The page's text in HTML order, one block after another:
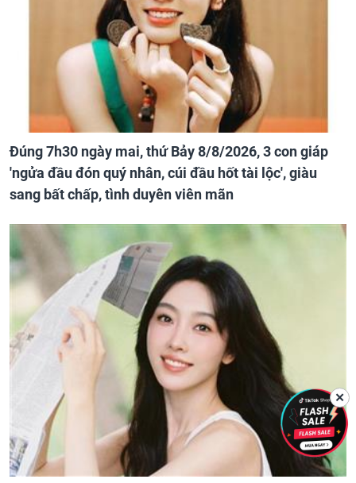
Đúng 7h30 ngày mai, thứ Bảy 8/8/2026, 3 con giáp
'ngửa đầu đón quý nhân, cúi đầu hốt tài lộc', giàu
sang bất chấp, tình duyên viên mãn
✕